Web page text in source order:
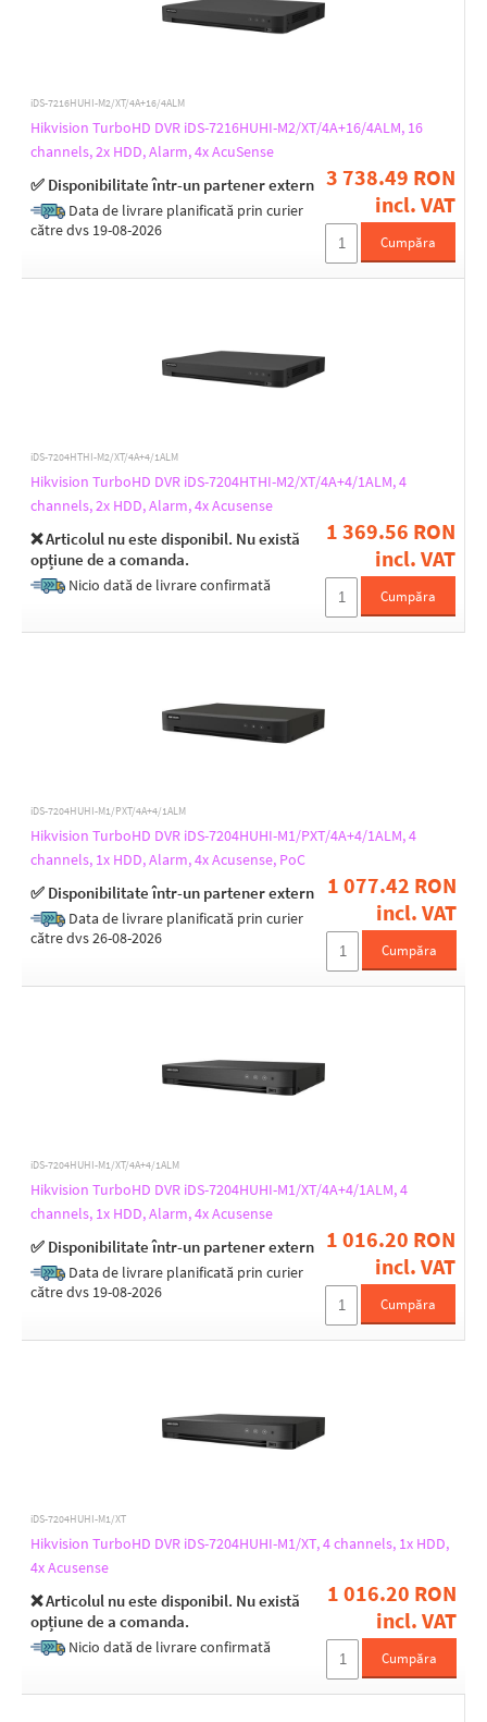
200
285
315
319
320
380
71
Depth [mm]
121
122
390
400
Max. recording resolution
12MP
5MP
6MP
8MP
iDS-7216HUHI-M2/XT/4A+16/4ALM
Hikvision TurboHD DVR iDS-7216HUHI-M2/XT/4A+16/4ALM, 16
channels, 2x HDD, Alarm, 4x AcuSense
✅ Disponibilitate într-un partener extern
Data de livrare planificată prin curier
către dvs 19-08-2026
3 738.49 RON
incl. VAT
Cumpăra
iDS-7204HTHI-M2/XT/4A+4/1ALM
Hikvision TurboHD DVR iDS-7204HTHI-M2/XT/4A+4/1ALM, 4
channels, 2x HDD, Alarm, 4x Acusense
❌ Articolul nu este disponibil. Nu există
opțiune de a comanda.
Nicio dată de livrare confirmată
1 369.56 RON
incl. VAT
Cumpăra
iDS-7204HUHI-M1/PXT/4A+4/1ALM
Hikvision TurboHD DVR iDS-7204HUHI-M1/PXT/4A+4/1ALM, 4
channels, 1x HDD, Alarm, 4x Acusense, PoC
✅ Disponibilitate într-un partener extern
Data de livrare planificată prin curier
către dvs 26-08-2026
1 077.42 RON
incl. VAT
Cumpăra
iDS-7204HUHI-M1/XT/4A+4/1ALM
Hikvision TurboHD DVR iDS-7204HUHI-M1/XT/4A+4/1ALM, 4
channels, 1x HDD, Alarm, 4x Acusense
✅ Disponibilitate într-un partener extern
Data de livrare planificată prin curier
către dvs 19-08-2026
1 016.20 RON
incl. VAT
Cumpăra
iDS-7204HUHI-M1/XT
Hikvision TurboHD DVR iDS-7204HUHI-M1/XT, 4 channels, 1x HDD,
4x Acusense
❌ Articolul nu este disponibil. Nu există
opțiune de a comanda.
Nicio dată de livrare confirmată
1 016.20 RON
incl. VAT
Cumpăra